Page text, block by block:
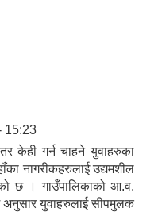
15:23
केही गर्न चाहने युवाहरुका
नागरीकहरुलाई उद्यमशील
छ । गाउँपालिकाको आ.व.
अनुसार युवाहरुलाई सीपमुलक